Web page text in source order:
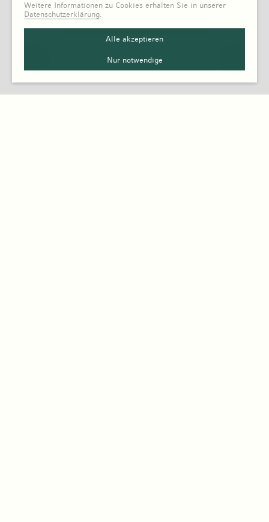
Weitere Informationen zu Cookies erhalten Sie in unserer
Datenschutzerklärung.
Alle akzeptieren
Nur notwendige